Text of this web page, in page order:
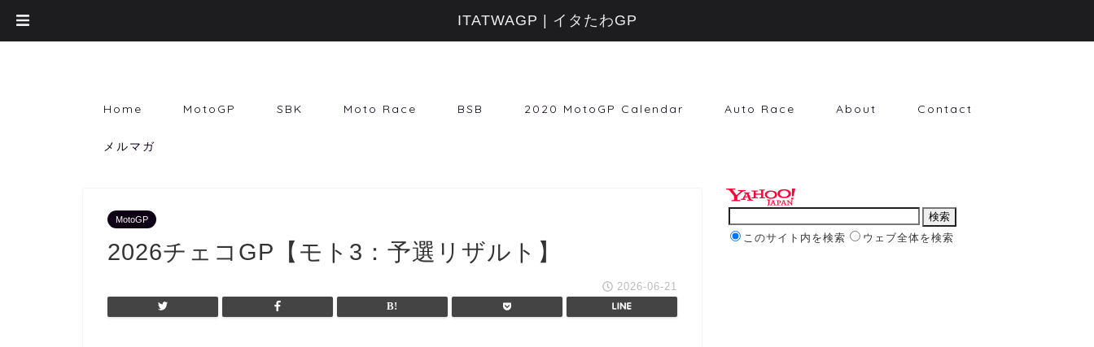
Home MotoGP SBK Moto Race BSB 2020 MotoGP Calendar Auto Race About Contact
メルマガ
MotoGP
2026チェコGP【モト3：予選リザルト】
2026-06-21
このサイト内を検索 ウェブ全体を検索
ITATWAGP | イタたわGP